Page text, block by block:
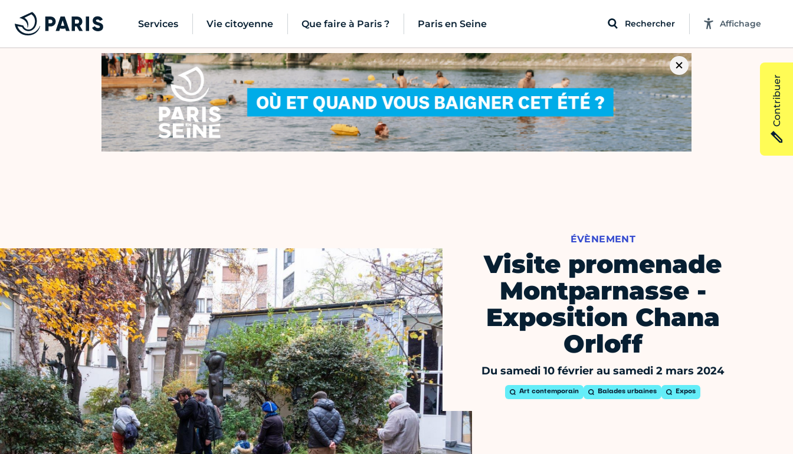
Services Vie citoyenne Que faire à Paris ? Paris en Seine Rechercher Affichage
ÉVÈNEMENT
Visite promenade
Montparnasse -
Exposition Chana
Orloff
Du samedi 10 février au samedi 2 mars 2024
Art contemporain Balades urbaines Expos
Contribuer